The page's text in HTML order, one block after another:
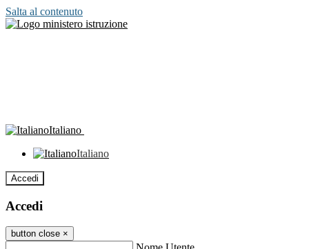
Salta al contenuto
Italiano
Italiano
Accedi
Accedi
button close ×